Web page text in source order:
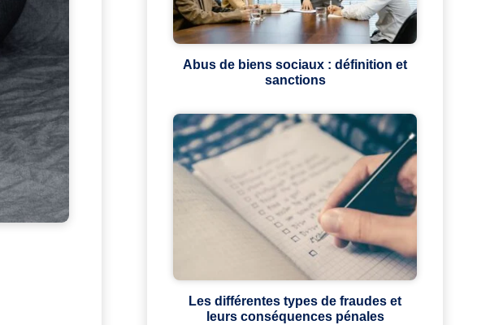
Abus de biens sociaux : définition et
sanctions
Les différentes types de fraudes et
leurs conséquences pénales